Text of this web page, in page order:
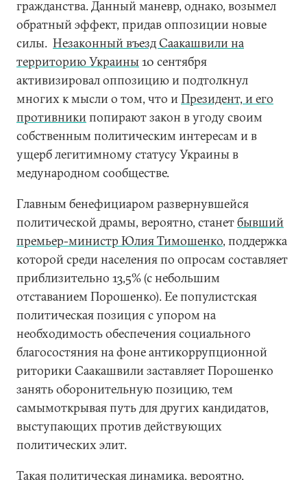
гражданства. Данный маневр, однако, возымел
обратный эффект, придав оппозиции новые
силы. Незаконный въезд Саакашвили на
территорию Украины10 сентября
активизировал оппозицию и подтолкнул
многих к мысли о том, что иПрезидент, и его
противникипопирают закон в угоду своим
собственным политическим интересам и в
ущерб легитимному статусу Украины в
медународном сообществе.
Главным бенефициаром развернувшейся
политической драмы, вероятно, станетбывший
премьер-министр Юлия Тимошенко, поддержка
которой среди населения по опросам составляет
приблизительно 13,5% (с небольшим
отставанием Порошенко). Ее популистская
политическая позиция с упором на
необходимость обеспечения социального
благосостяния на фоне антикоррупционной
риторики Саакашвили заставляет Порошенко
занять оборонительную позицию, тем
самымоткрывая путь для других кандидатов,
выступающих против действующих
политических элит.
Такая политическая динамика, вероятно,